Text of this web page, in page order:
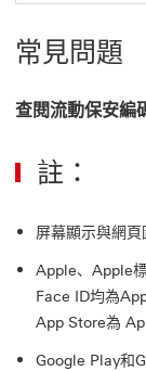
常見問題
查閱流動保安編
註：
屏幕顯示與網頁
Apple、Apple
Face ID均為
App Store為
Google Play和